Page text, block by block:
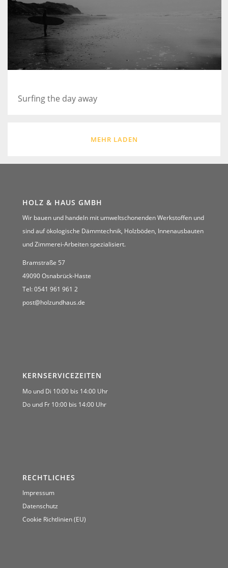
Surfing the day away
MEHR LADEN
HOLZ & HAUS GMBH
Wir bauen und handeln mit umweltschonenden Werkstoffen und
sind auf ökologische Dämmtechnik, Holzböden, Innenausbauten
und Zimmerei-Arbeiten spezialisiert.
Bramstraße 57
49090 Osnabrück-Haste
Tel: 0541 961 961 2
post@holzundhaus.de
KERNSERVICEZEITEN
Mo und Di 10:00 bis 14:00 Uhr
Do und Fr 10:00 bis 14:00 Uhr
RECHTLICHES
Impressum
Datenschutz
Cookie Richtlinien (EU)